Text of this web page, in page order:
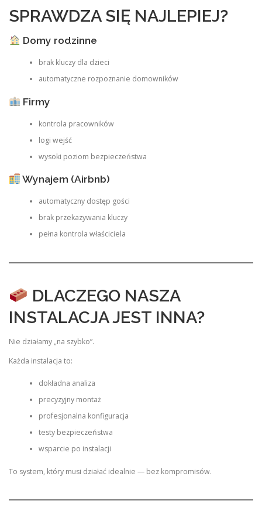
SPRAWDZA SIĘ NAJLEPIEJ?
Domy rodzinne
brak kluczy dla dzieci
automatyczne rozpoznanie domowników
Firmy
kontrola pracowników
logi wejść
wysoki poziom bezpieczeństwa
Wynajem (Airbnb)
automatyczny dostęp gości
brak przekazywania kluczy
pełna kontrola właściciela
DLACZEGO NASZA
INSTALACJA JEST INNA?
Nie działamy „na szybko”.
Każda instalacja to:
dokładna analiza
precyzyjny montaż
profesjonalna konfiguracja
testy bezpieczeństwa
wsparcie po instalacji
To system, który musi działać idealnie — bez kompromisów.